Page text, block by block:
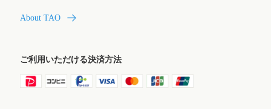
About TAO
ご利用いただける決済方法